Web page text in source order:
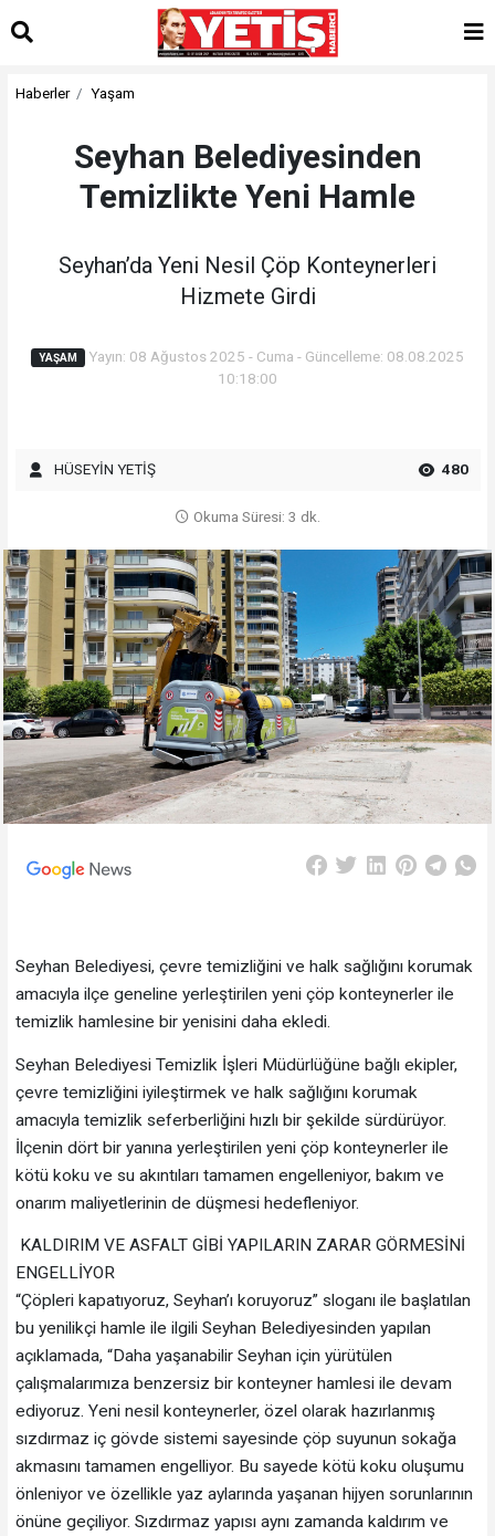
Haberler Yaşam
Seyhan Belediyesinden
Temizlikte Yeni Hamle
Seyhan’da Yeni Nesil Çöp Konteynerleri
Hizmete Girdi
YAŞAM
Yayın: 08 Ağustos 2025 - Cuma - Güncelleme: 08.08.2025
10:18:00
HÜSEYİN YETİŞ 480
Okuma Süresi: 3 dk.
Seyhan Belediyesi, çevre temizliğini ve halk sağlığını korumak
amacıyla ilçe geneline yerleştirilen yeni çöp konteynerler ile
temizlik hamlesine bir yenisini daha ekledi.
Seyhan Belediyesi Temizlik İşleri Müdürlüğüne bağlı ekipler,
çevre temizliğini iyileştirmek ve halk sağlığını korumak
amacıyla temizlik seferberliğini hızlı bir şekilde sürdürüyor.
İlçenin dört bir yanına yerleştirilen yeni çöp konteynerler ile
kötü koku ve su akıntıları tamamen engelleniyor, bakım ve
onarım maliyetlerinin de düşmesi hedefleniyor.
KALDIRIM VE ASFALT GİBİ YAPILARIN ZARAR GÖRMESİNİ
ENGELLİYOR
“Çöpleri kapatıyoruz, Seyhan’ı koruyoruz” sloganı ile başlatılan
bu yenilikçi hamle ile ilgili Seyhan Belediyesinden yapılan
açıklamada, “Daha yaşanabilir Seyhan için yürütülen
çalışmalarımıza benzersiz bir konteyner hamlesi ile devam
ediyoruz. Yeni nesil konteynerler, özel olarak hazırlanmış
sızdırmaz iç gövde sistemi sayesinde çöp suyunun sokağa
akmasını tamamen engelliyor. Bu sayede kötü koku oluşumu
önleniyor ve özellikle yaz aylarında yaşanan hijyen sorunlarının
önüne geçiliyor. Sızdırmaz yapısı aynı zamanda kaldırım ve